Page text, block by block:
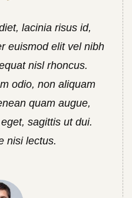
lacinia risus id,
euismod elit vel nibh
nisl rhoncus.
odio, non aliquam
quam augue,
sagittis ut dui.
nisi lectus.